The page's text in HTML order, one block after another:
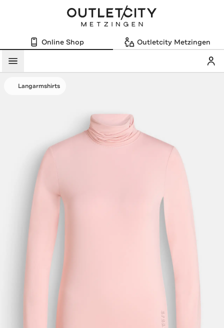
Online Shop Outletcity Metzingen
Menü
Langarmshirts